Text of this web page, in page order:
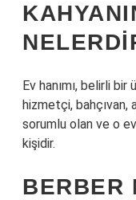
Ev hanımı, belirli bir
hizmetçi, bahçıvan,
sorumlu olan ve o
kişidir.
BERBER